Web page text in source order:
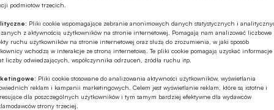
podmiotów trzecich.
Pliki cookie wspomagające zebranie anonimowych danych statystycznych i
z aktywnością użytkowników na stronie internetowej. Pomagają nam analizować liczbowe
ruchu użytkowników na stronie internetowej oraz służą do zrozumienia, w jaki sposób
wchodzą w interakcje ze stroną internetową. Te pliki cookie pomagają uzyskać informacje
liczby odwiedzających, współczynnika odrzuceń, źródła ruchu itp.
Pliki cookie stosowane do analizowania aktywności użytkowników, wyświetlania
reklam i kampanii marketingowych. Celem jest wyświetlanie reklam, które są istotne i
dla poszczególnych użytkowników i tym samym bardziej efektywne dla wydawców
strony trzeciej.
dla początkujących inwestorów giełdowych.
powinny być podobnie opodatkowane jak
których akcje znajdują się w obrocie publicznym.